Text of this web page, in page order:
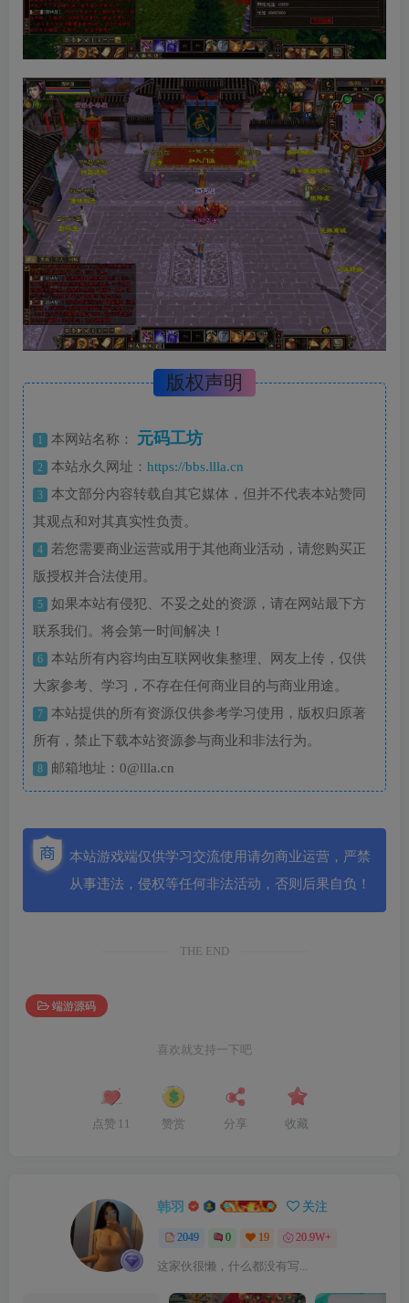
版权声明
1 本网站名称： 元码工坊
2 本站永久网址： https://bbs.llla.cn
3
本文部分内容转载自其它媒体，但并不代表本站赞同
其观点和对其真实性负责。
4
若您需要商业运营或用于其他商业活动，请您购买正
版授权并合法使用。
5
如果本站有侵犯、不妥之处的资源，请在网站最下方
联系我们。将会第一时间解决！
6
本站所有内容均由互联网收集整理、网友上传，仅供
大家参考、学习，不存在任何商业目的与商业用途。
7
本站提供的所有资源仅供参考学习使用，版权归原著
所有，禁止下载本站资源参与商业和非法行为。
8 邮箱地址：0@llla.cn
本站游戏端仅供学习交流使用请勿商业运营，严禁
从事违法，侵权等任何非法活动，否则后果自负！
THE END
端游源码
喜欢就支持一下吧
点赞 11 赞赏 分享 收藏
韩羽 关注
2049 0 19 20.9W+
这家伙很懒，什么都没有写...